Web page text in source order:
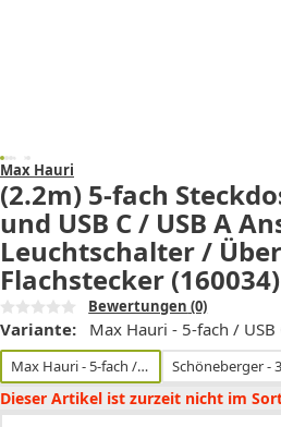
Max Hauri
(2.2m) 5-fach
und USB C / USB A
Leuchtschalter /
Flachstecker
Bewertungen (0)
Variante: Max Hauri - 5-fach / USB
Max Hauri - 5-fach / USB C / USB A (Rot)
Dieser Artikel ist zurzeit nicht im